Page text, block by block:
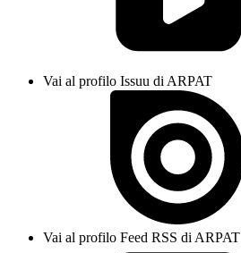
Vai al profilo Issuu di ARPAT
Vai al profilo Feed RSS di ARPAT